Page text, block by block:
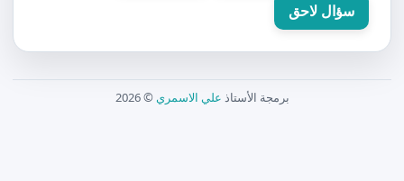
سؤال لاحق
برمجة الأستاذ علي الاسمري © 2026